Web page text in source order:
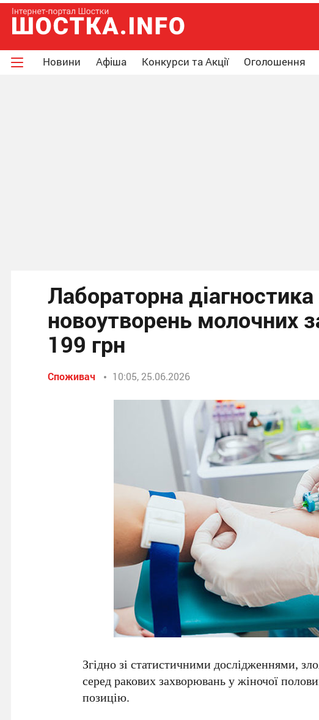
Новини Афіша Конкурси та Акції Оголошення
Лабораторна діагностика
новоутворень молочних
199 грн
Споживач 10:05, 25.06.2026
Згідно зі статистичними дослідженнями,
серед ракових захворювань у жіночої
позицію.